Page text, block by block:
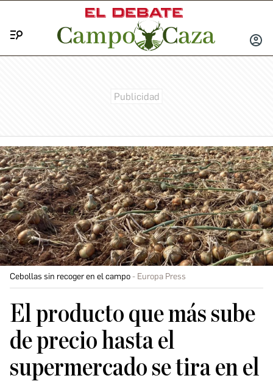
INICIAR
Cebollas sin recoger en el campo Europa Press
El producto que más sube
de precio hasta el
supermercado se tira en el